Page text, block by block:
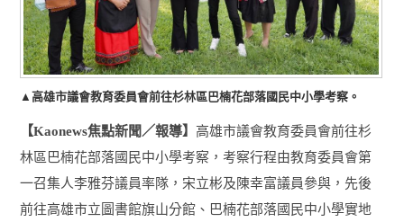
▲高雄市議會教育委員會前往杉林區巴楠花部落國民中小學考察。
【Kaonews焦點新聞／報導】 高雄市議會教育委員會前往杉
林區巴楠花部落國民中小學考察，考察行程由教育委員會第
一召集人李雅芬議員率隊，宋立彬及陳幸富議員參與，先後
前往高雄市立圖書館旗山分館、巴楠花部落國民中小學實地